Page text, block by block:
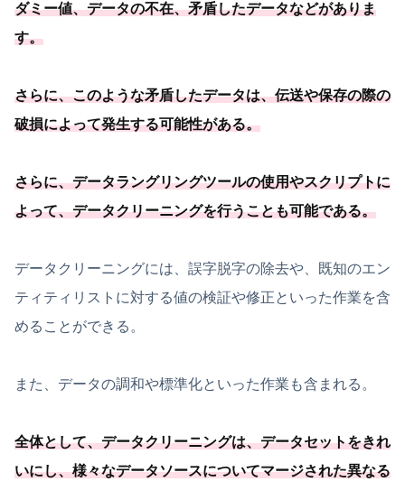
ダミー値、データの不在、矛盾したデータなどがありま
す。
さらに、このような矛盾したデータは、伝送や保存の際の
破損によって発生する可能性がある。
さらに、データラングリングツールの使用やスクリプトに
よって、データクリーニングを行うことも可能である。
データクリーニングには、誤字脱字の除去や、既知のエン
ティティリストに対する値の検証や修正といった作業を含
めることができる。
また、データの調和や標準化といった作業も含まれる。
全体として、データクリーニングは、データセットをきれ
いにし、様々なデータソースについてマージされた異なる